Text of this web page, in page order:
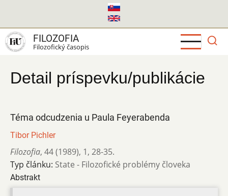
hlavný
obsah
FILOZOFIA
Filozofický časopis
Detail príspevku/publikácie
Téma odcudzenia u Paula Feyerabenda
Tibor Pichler
Filozofia, 44 (1989), 1, 28-35.
Typ článku: State - Filozofické problémy človeka
Abstrakt